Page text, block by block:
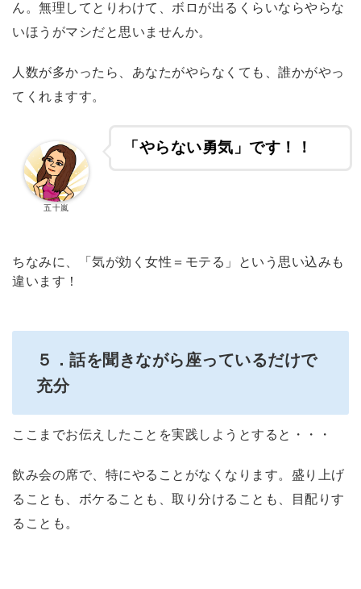
ん。 無理してとりわけて、ボロが出るくらいならやらな
いほうがマシだと思いませんか。
人数が多かったら、あなたがやらなくても、誰かがやっ
て くれますす。
「やらない勇気」です！！
五十嵐
ちなみに、「気が効く女性＝モテる」という思い込みも
違います！
５．話を聞きながら座っているだけで
充分
ここまでお伝えしたことを実践しようとすると・・・
飲み会の席で、特にやることがなくなります。盛り上げ
ることも、ボケることも、取り分けることも、目配りす
ることも。